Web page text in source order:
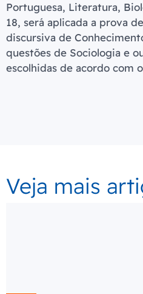
Portuguesa, Literatura,
18, será aplicada a prova
discursiva de
questões de Sociologia e
escolhidas de acordo com
Veja mais